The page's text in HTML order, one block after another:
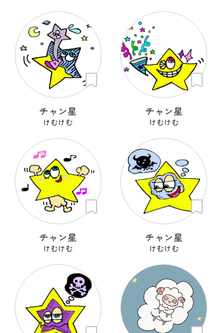
チャン星
けむけむ
チャン星
けむけむ
チャン星
けむけむ
チャン星
けむけむ